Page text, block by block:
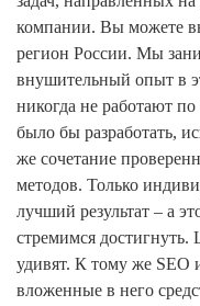
компании. Вы можете
регион России. Мы
внушительный опыт в
никогда не работают
было бы разработать,
же сочетание
методов. Только
лучший результат – а
стремимся
удивят. К тому же SEO
вложенные в него